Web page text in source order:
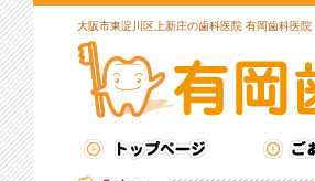
大阪市東淀川区上新庄の歯科医院 有岡歯科医院